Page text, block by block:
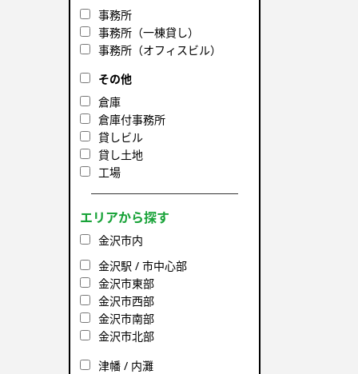
事務所
事務所（一棟貸し）
事務所（オフィスビル）
その他
倉庫
倉庫付事務所
貸しビル
貸し土地
工場
エリアから探す
金沢市内
金沢駅 / 市中心部
金沢市東部
金沢市西部
金沢市南部
金沢市北部
津幡 / 内灘